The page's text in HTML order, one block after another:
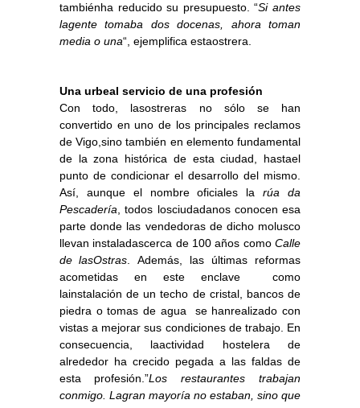
tambiénha reducido su presupuesto. “Si antes
lagente tomaba dos docenas, ahora toman
media o una“, ejemplifica estaostrera.
Una urbeal servicio de una profesión
Con todo, lasostreras no sólo se han
convertido en uno de los principales reclamos
de Vigo,sino también en elemento fundamental
de la zona histórica de esta ciudad, hastael
punto de condicionar el desarrollo del mismo.
Así, aunque el nombre oficiales la rúa da
Pescadería, todos losciudadanos conocen esa
parte donde las vendedoras de dicho molusco
llevan instaladascerca de 100 años como Calle
de lasOstras. Además, las últimas reformas
acometidas en este enclave  como
lainstalación de un techo de cristal, bancos de
piedra o tomas de agua  se hanrealizado con
vistas a mejorar sus condiciones de trabajo. En
consecuencia, laactividad hostelera de
alrededor ha crecido pegada a las faldas de
esta profesión.”Los restaurantes trabajan
conmigo. Lagran mayoría no estaban, sino que